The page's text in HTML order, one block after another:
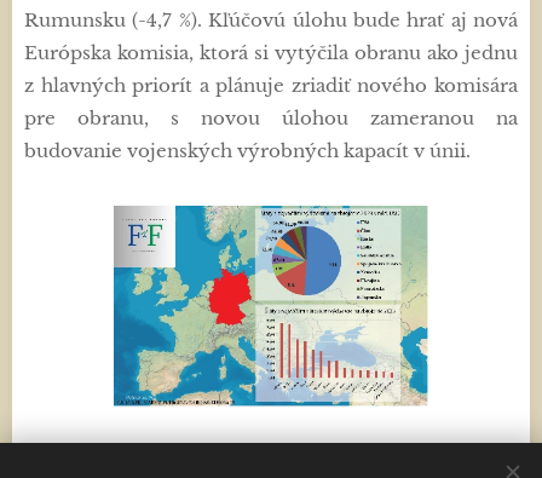
Rumunsku (-4,7 %). Kľúčovú úlohu bude hrať aj nová
Európska komisia, ktorá si vytýčila obranu ako jednu
z hlavných priorít a plánuje zriadiť nového komisára
pre obranu, s novou úlohou zameranou na
budovanie vojenských výrobných kapacít v únii.